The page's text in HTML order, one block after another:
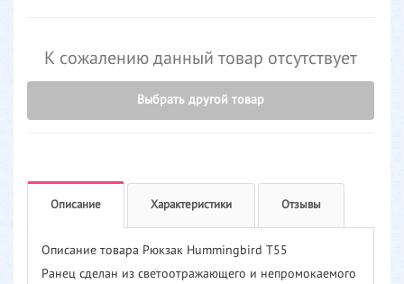
К сожалению данный товар отсутствует
Выбрать другой товар
Описание Характеристики Отзывы
Описание товара Рюкзак Hummingbird T55
Ранец сделан из светоотражающего и непромокаемого